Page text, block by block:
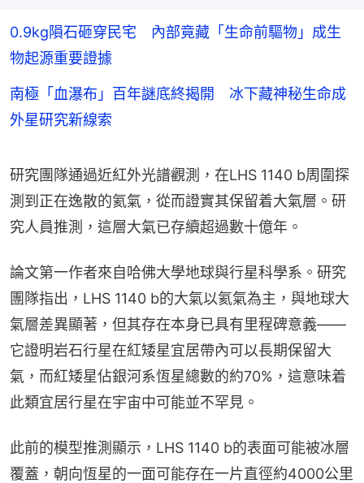
0.9kg隕石砸穿民宅 內部竟藏「生命前驅物」成生
物起源重要證據
南極「血瀑布」百年謎底終揭開 冰下藏神秘生命成
外星研究新線索
研究團隊通過近紅外光譜觀測，在LHS 1140 b周圍探
測到正在逸散的氦氣，從而證實其保留着大氣層。研
究人員推測，這層大氣已存續超過數十億年。
論文第一作者來自哈佛大學地球與行星科學系。研究
團隊指出，LHS 1140 b的大氣以氦氣為主，與地球大
氣層差異顯著，但其存在本身已具有里程碑意義——
它證明岩石行星在紅矮星宜居帶內可以長期保留大
氣，而紅矮星佔銀河系恆星總數的約70%，這意味着
此類宜居行星在宇宙中可能並不罕見。
此前的模型推測顯示，LHS 1140 b的表面可能被冰層
覆蓋，朝向恆星的一面可能存在一片直徑約4000公里